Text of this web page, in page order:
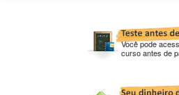
Você pode
curso antes de